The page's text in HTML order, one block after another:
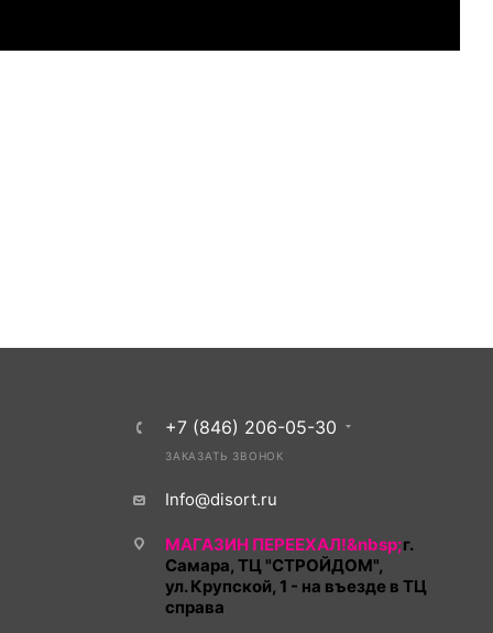
+7 (846) 206-05-30
ЗАКАЗАТЬ ЗВОНОК
Info@disort.ru
МАГАЗИН ПЕРЕЕХАЛ!&nbsp;г.
Самара, ТЦ "СТРОЙДОМ",
ул. Крупской, 1 - на въезде в ТЦ
справа